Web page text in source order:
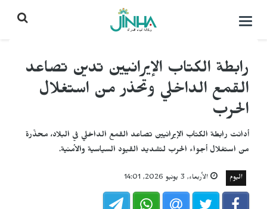
التحكم
رابطة الكتاب الإيرانيين تدين تصاعد
القمع الداخلي وتحذر من استغلال
الحرب
أدانت رابطة الكتاب الإيرانيين تصاعد القمع الداخلي في البلاد، محذّرة
من استغلال أجواء الحرب لتشديد القيود السياسية والأمنية.
اليوم الأربعاء, 3 يونيو 2026, 14:01